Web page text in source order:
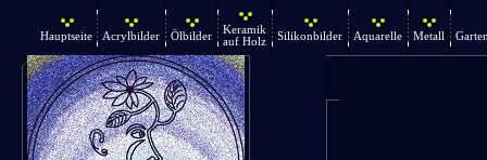
Hauptseite Acrylbilder Ölbilder
Keramik
auf Holz
Silikonbilder Aquarelle Metall